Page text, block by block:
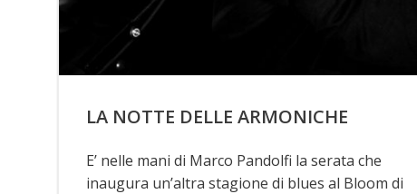
LA NOTTE DELLE ARMONICHE
E’ nelle mani di Marco Pandolfi la serata che
inaugura un’altra stagione di blues al Bloom di